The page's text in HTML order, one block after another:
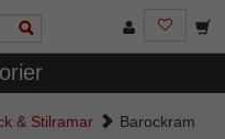
& Stilramar
Barockram